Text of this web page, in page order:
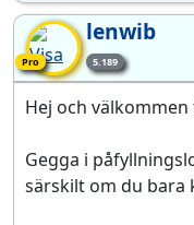
ProPro-medlem5.189
lenwib
Hej och
Gegga i
särskilt om du bara